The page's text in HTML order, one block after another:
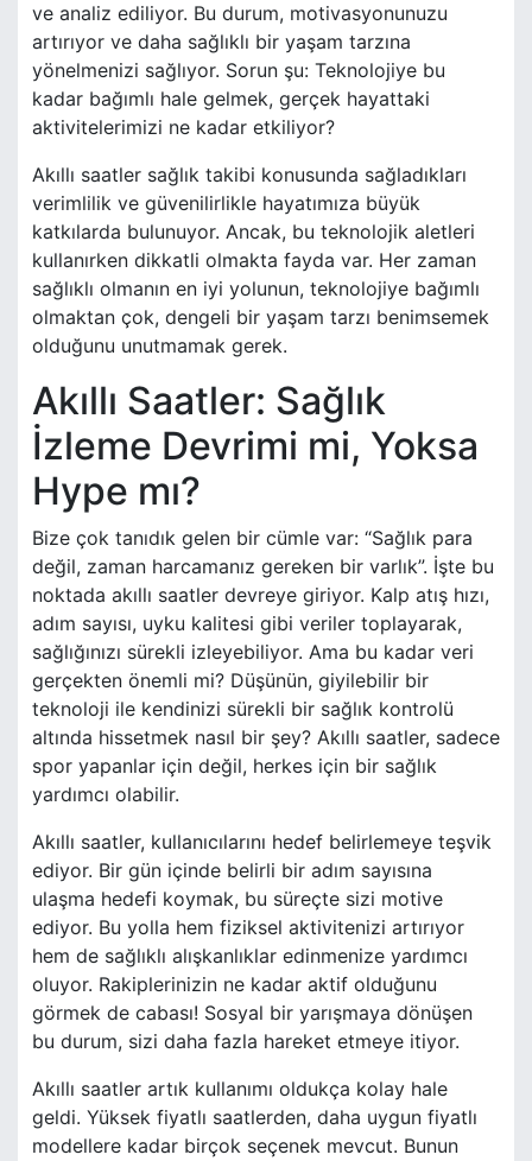
ve analiz ediliyor. Bu durum, motivasyonunuzu
artırıyor ve daha sağlıklı bir yaşam tarzına
yönelmenizi sağlıyor. Sorun şu: Teknolojiye bu
kadar bağımlı hale gelmek, gerçek hayattaki
aktivitelerimizi ne kadar etkiliyor?
Akıllı saatler sağlık takibi konusunda sağladıkları
verimlilik ve güvenilirlikle hayatımıza büyük
katkılarda bulunuyor. Ancak, bu teknolojik aletleri
kullanırken dikkatli olmakta fayda var. Her zaman
sağlıklı olmanın en iyi yolunun, teknolojiye bağımlı
olmaktan çok, dengeli bir yaşam tarzı benimsemek
olduğunu unutmamak gerek.
Akıllı Saatler: Sağlık
İzleme Devrimi mi, Yoksa
Hype mı?
Bize çok tanıdık gelen bir cümle var: “Sağlık para
değil, zaman harcamanız gereken bir varlık”. İşte bu
noktada akıllı saatler devreye giriyor. Kalp atış hızı,
adım sayısı, uyku kalitesi gibi veriler toplayarak,
sağlığınızı sürekli izleyebiliyor. Ama bu kadar veri
gerçekten önemli mi? Düşünün, giyilebilir bir
teknoloji ile kendinizi sürekli bir sağlık kontrolü
altında hissetmek nasıl bir şey? Akıllı saatler, sadece
spor yapanlar için değil, herkes için bir sağlık
yardımcı olabilir.
Akıllı saatler, kullanıcılarını hedef belirlemeye teşvik
ediyor. Bir gün içinde belirli bir adım sayısına
ulaşma hedefi koymak, bu süreçte sizi motive
ediyor. Bu yolla hem fiziksel aktivitenizi artırıyor
hem de sağlıklı alışkanlıklar edinmenize yardımcı
oluyor. Rakiplerinizin ne kadar aktif olduğunu
görmek de cabası! Sosyal bir yarışmaya dönüşen
bu durum, sizi daha fazla hareket etmeye itiyor.
Akıllı saatler artık kullanımı oldukça kolay hale
geldi. Yüksek fiyatlı saatlerden, daha uygun fiyatlı
modellere kadar birçok seçenek mevcut. Bunun